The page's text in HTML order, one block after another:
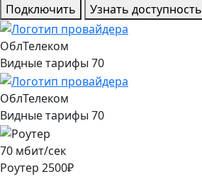
Подключить
Узнать доступность
ОблТелеком
Видные тарифы 70
ОблТелеком
Видные тарифы 70
70 мбит/сек
Роутер 2500₽